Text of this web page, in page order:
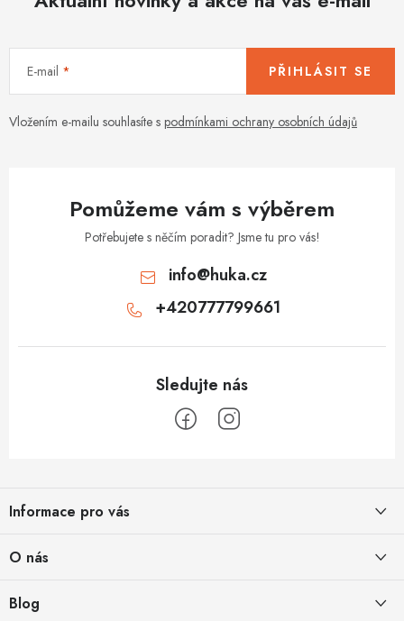
E-mail
Vložením e-mailu souhlasíte s podmínkami ochrany osobních údajů
PŘIHLÁSIT SE
Pomůžeme vám s výběrem
Potřebujete s něčím poradit? Jsme tu pro vás!
info@huka.cz
+420777799661
pInformace pro vás
Podmínky ochrany osobních údajů
O nás
Blog